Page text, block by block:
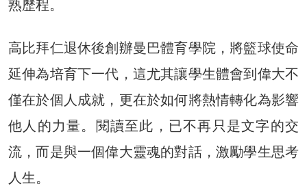
熟歷程。
高比拜仁退休後創辦曼巴體育學院，將籃球使命
延伸為培育下一代，這尤其讓學生體會到偉大不
僅在於個人成就，更在於如何將熱情轉化為影響
他人的力量。閱讀至此，已不再只是文字的交
流，而是與一個偉大靈魂的對話，激勵學生思考
人生。